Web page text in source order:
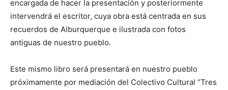
encargada de hacer la presentación y posteriormente
intervendrá el escritor, cuya obra está centrada en sus
recuerdos de Alburquerque e ilustrada con fotos
antiguas de nuestro pueblo.
Este mismo libro será presentará en nuestro pueblo
próximamente por mediación del Colectivo Cultural “Tres